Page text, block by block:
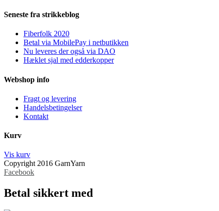
Seneste fra strikkeblog
Fiberfolk 2020
Betal via MobilePay i netbutikken
Nu leveres der også via DAO
Hæklet sjal med edderkopper
Webshop info
Fragt og levering
Handelsbetingelser
Kontakt
Kurv
Vis kurv
Copyright 2016 GarnYarn
Facebook
Betal sikkert med